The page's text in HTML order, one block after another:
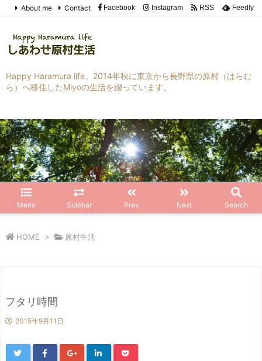
Happy Haramura life。2014年秋に東京から長野県の原村（はらむ
ら）へ移住したMiyoの生活を綴っています。
Menu Sidebar Prev Next Search
About me Contact Facebook Instagram RSS Feedly
HOME > 原村生活
フタリ時間
2015年9月11日